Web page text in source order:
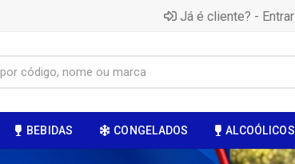
Já é cliente? - Entrar
BEBIDAS CONGELADOS ALCOÓLICOS